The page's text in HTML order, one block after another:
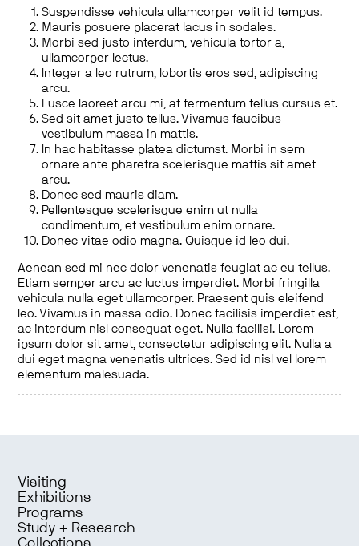
Suspendisse vehicula ullamcorper velit id tempus.
Mauris posuere placerat lacus in sodales.
Morbi sed justo interdum, vehicula tortor a,
ullamcorper lectus.
Integer a leo rutrum, lobortis eros sed, adipiscing
arcu.
Fusce laoreet arcu mi, at fermentum tellus cursus et.
Sed sit amet justo tellus. Vivamus faucibus
vestibulum massa in mattis.
In hac habitasse platea dictumst. Morbi in sem
ornare ante pharetra scelerisque mattis sit amet
arcu.
Donec sed mauris diam.
Pellentesque scelerisque enim ut nulla
condimentum, et vestibulum enim ornare.
Donec vitae odio magna. Quisque id leo dui.
Aenean sed mi nec dolor venenatis feugiat ac eu tellus.
Etiam semper arcu ac luctus imperdiet. Morbi fringilla
vehicula nulla eget ullamcorper. Praesent quis eleifend
leo. Vivamus in massa odio. Donec facilisis imperdiet est,
ac interdum nisl consequat eget. Nulla facilisi. Lorem
ipsum dolor sit amet, consectetur adipiscing elit. Nulla a
dui eget magna venenatis ultrices. Sed id nisl vel lorem
elementum malesuada.
Visiting
Exhibitions
Programs
Study + Research